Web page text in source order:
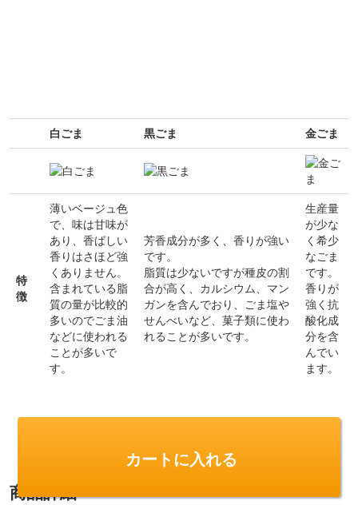
白ごま 黒ごま 金ごま
特
徴
薄いベージュ色
で、味は甘味が
あり、香ばしい
香りはさほど強
くありません。
含まれている脂
質の量が比較的
多いのでごま油
などに使われる
ことが多いで
す。
芳香成分が多く、香りが強い
です。
脂質は少ないですが種皮の割
合が高く、カルシウム、マン
ガンを含んでおり、ごま塩や
せんべいなど、菓子類に使わ
れることが多いです。
生産量
が少な
く希少
なごま
です。
香りが
強く抗
酸化成
分を含
んでい
ます。
商品詳細
カートに入れる